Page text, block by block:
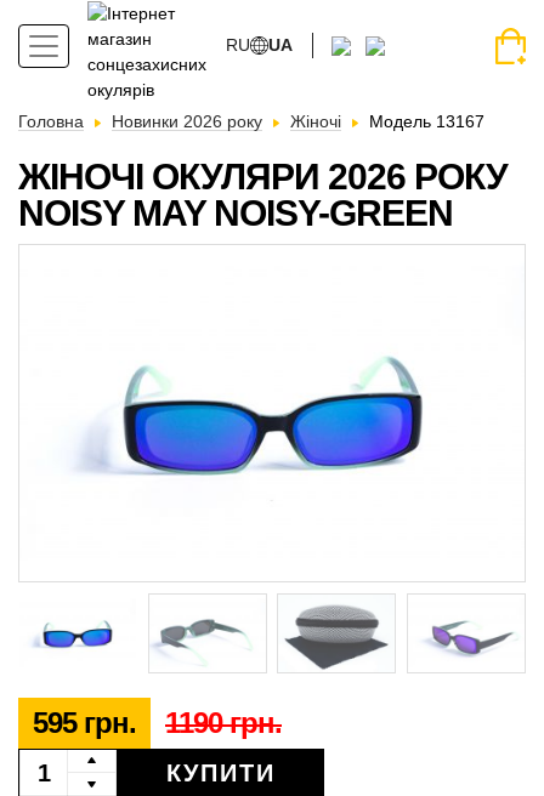
RU UA
Головна Новинки 2026 року Жіночі Модель 13167
ЖІНОЧІ ОКУЛЯРИ 2026 РОКУ
NOISY MAY NOISY-GREEN
595 грн. 1190 грн.
КУПИТИ